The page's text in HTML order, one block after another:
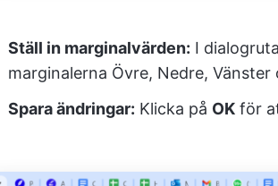
Ställ in marginalvärden: I
marginalerna Övre, Nedre,
Spara ändringar: Klicka på OK för